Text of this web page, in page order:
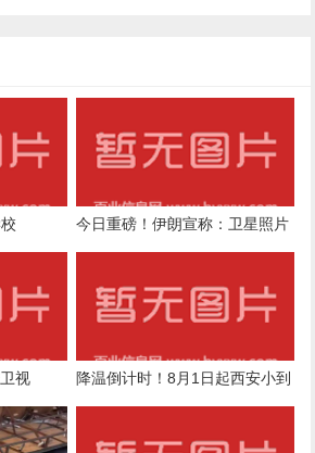
今日重磅！伊朗宣称：卫星照片
特朗普被打的毫无招架之力
视
降温倒计时！8月1日起西安小到
预报→